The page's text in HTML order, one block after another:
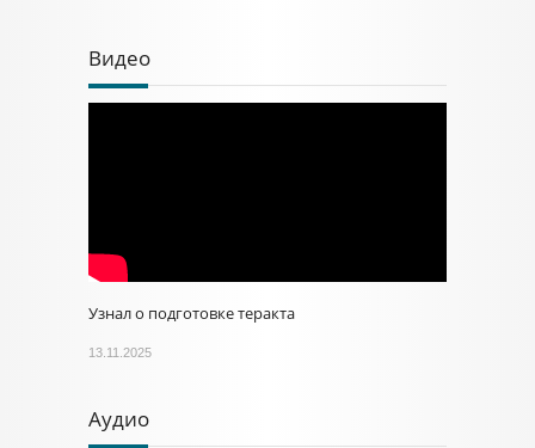
Видео
Узнал о подготовке теракта
13.11.2025
Аудио